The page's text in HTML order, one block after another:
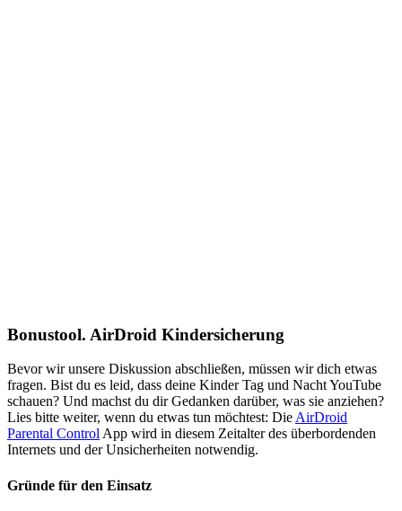
Bonustool. AirDroid Kindersicherung
Bevor wir unsere Diskussion abschließen, müssen wir dich etwas
fragen. Bist du es leid, dass deine Kinder Tag und Nacht YouTube
schauen? Und machst du dir Gedanken darüber, was sie anziehen?
Lies bitte weiter, wenn du etwas tun möchtest: DieAirDroid
Parental ControlApp wird in diesem Zeitalter des überbordenden
Internets und der Unsicherheiten notwendig.
Gründe für den Einsatz